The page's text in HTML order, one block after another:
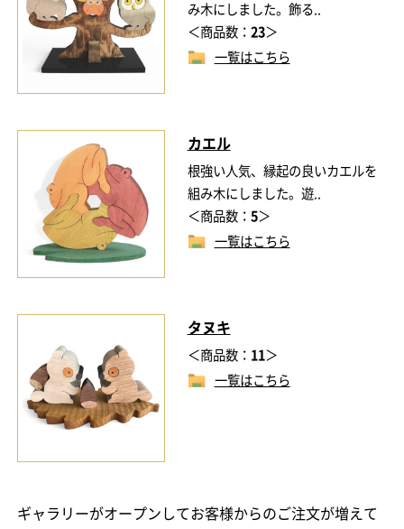
み木にしました。飾る..
＜商品数： 23＞
一覧はこちら
カエル
根強い人気、縁起の良いカエルを
組み木にしました。遊..
＜商品数： 5＞
一覧はこちら
タヌキ
＜商品数： 11＞
一覧はこちら
ギャラリーがオープンしてお客様からのご注文が増えて